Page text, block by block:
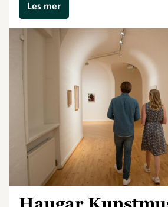
Les mer